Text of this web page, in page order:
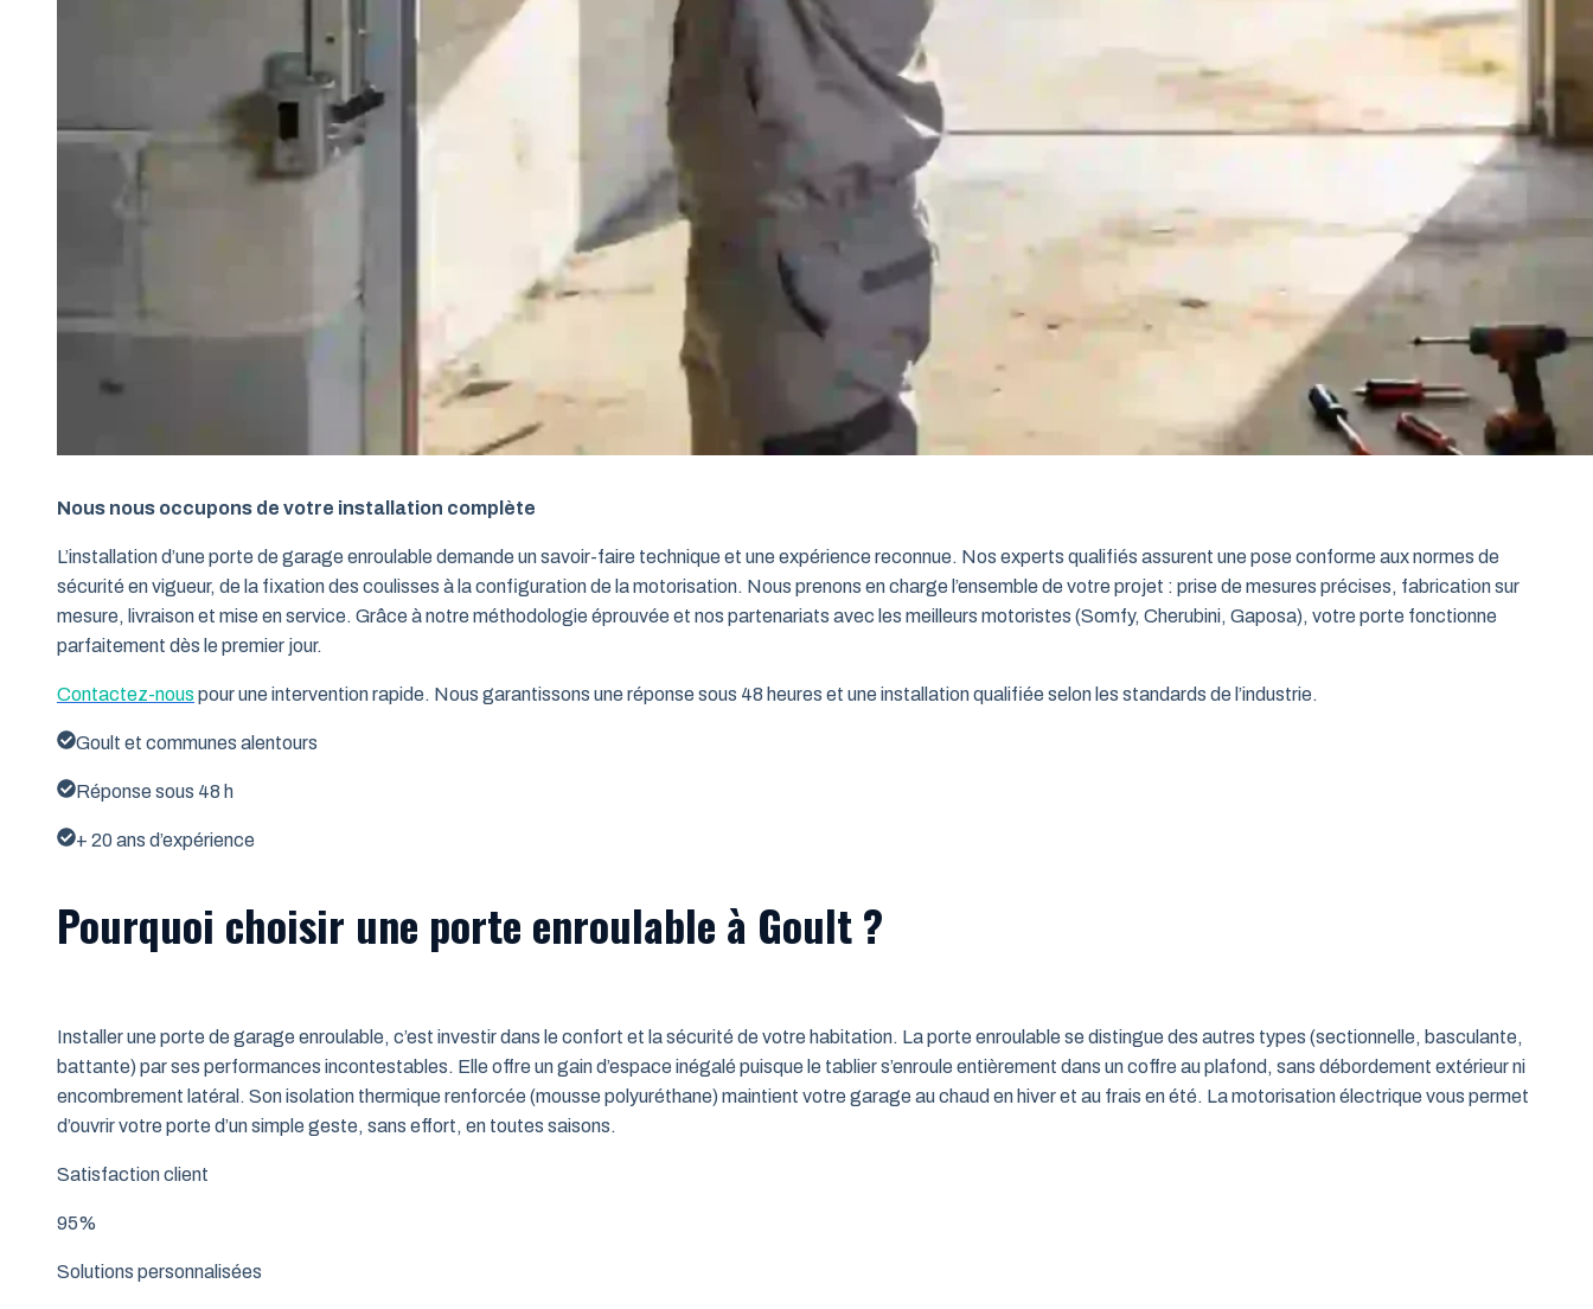
Nous nous occupons de votre installation complète
L’installation d’une porte de garage enroulable demande un savoir-faire technique et une expérience reconnue. Nos experts qualifiés assurent une pose conforme aux normes de
sécurité en vigueur, de la fixation des coulisses à la configuration de la motorisation. Nous prenons en charge l’ensemble de votre projet : prise de mesures précises, fabrication sur
mesure, livraison et mise en service. Grâce à notre méthodologie éprouvée et nos partenariats avec les meilleurs motoristes (Somfy, Cherubini, Gaposa), votre porte fonctionne
parfaitement dès le premier jour.
Contactez-nous pour une intervention rapide. Nous garantissons une réponse sous 48 heures et une installation qualifiée selon les standards de l’industrie.
Goult et communes alentours
Réponse sous 48 h
+ 20 ans d’expérience
Pourquoi choisir une porte enroulable à Goult ?
Installer une porte de garage enroulable, c’est investir dans le confort et la sécurité de votre habitation. La porte enroulable se distingue des autres types (sectionnelle, basculante,
battante) par ses performances incontestables. Elle offre un gain d’espace inégalé puisque le tablier s’enroule entièrement dans un coffre au plafond, sans débordement extérieur ni
encombrement latéral. Son isolation thermique renforcée (mousse polyuréthane) maintient votre garage au chaud en hiver et au frais en été. La motorisation électrique vous permet
d’ouvrir votre porte d’un simple geste, sans effort, en toutes saisons.
Satisfaction client
95%
Solutions personnalisées